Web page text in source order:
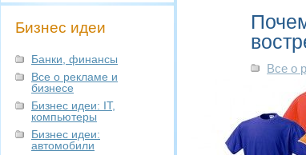
Бизнес идеи
Банки, финансы
Все о рекламе и
бизнесе
Бизнес идеи: IT,
компьютеры
Бизнес идеи:
автомобили
Все о